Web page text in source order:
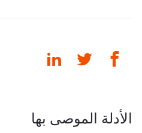
الأدلة الموصى بها